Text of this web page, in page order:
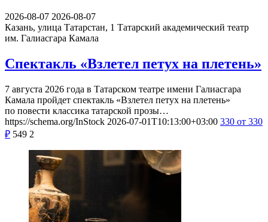
2026-08-07 2026-08-07
Казань, улица Татарстан, 1 Татарский академический театр
им. Галиасгара Камала
Спектакль «Взлетел петух на плетень»
7 августа 2026 года в Татарском театре имени Галиасгара
Камала пройдет спектакль «Взлетел петух на плетень»
по повести классика татарской прозы…
https://schema.org/InStock 2026-07-01T10:13:00+03:00 330 от 330
₽ 549 2